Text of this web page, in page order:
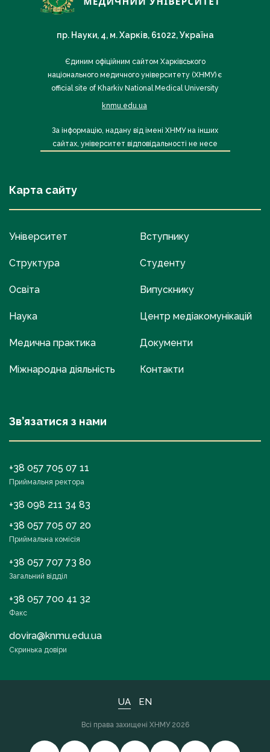
пр. Науки, 4, м. Харків, 61022, Україна
Єдиним офіційним сайтом Харківського
національного медичного університету (ХНМУ) є
official site of Kharkiv National Medical University
knmu.edu.ua
За інформацію, надану від імені ХНМУ на інших
сайтах, університет відповідальності не несе
Карта сайту
Університет
Структура
Освіта
Наука
Медична практика
Міжнародна діяльність
Вступнику
Студенту
Випускнику
Центр медіакомунікацій
Документи
Контакти
Зв’язатися з нами
+38 057 705 07 11
Приймальня ректора
+38 098 211 34 83
+38 057 705 07 20
Приймальна комісія
+38 057 707 73 80
Загальний відділ
+38 057 700 41 32
Факс
dovira@knmu.edu.ua
Скринька довіри
UA EN
Всі права захищені ХНМУ 2026